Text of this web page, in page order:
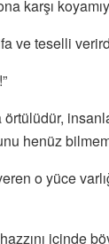
karşı
ve teselli
örtülüdür,
henüz
o yüce
içinde